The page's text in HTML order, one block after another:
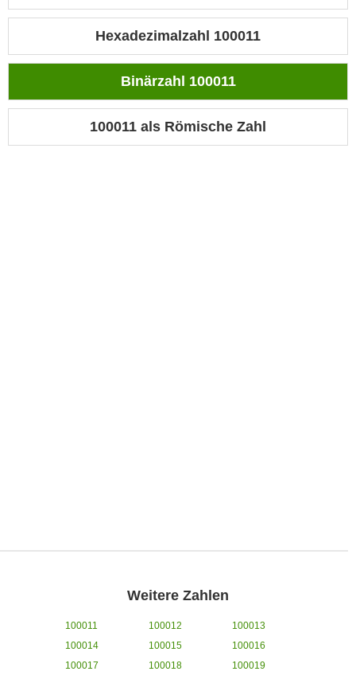
Hexadezimalzahl 100011
Binärzahl 100011
100011 als Römische Zahl
Weitere Zahlen
100011 100012
100013
100014
100015
100016
100017
100018
100019